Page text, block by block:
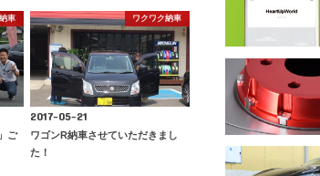
車
ご
ワクワク納車
2017-05-21
ワゴンR納車させていただきまし
た！